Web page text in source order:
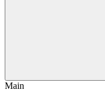
Main